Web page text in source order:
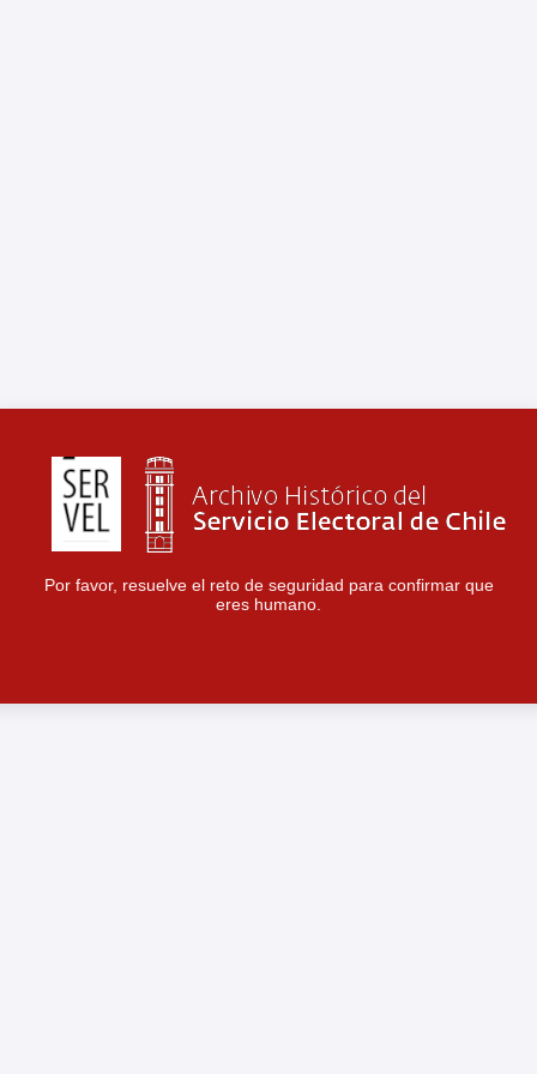
Por favor, resuelve el reto de seguridad para confirmar que
eres humano.